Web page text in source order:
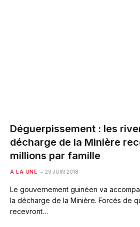
Déguerpissement : les
décharge de la Minière
millions par famille
A LA UNE 29 JUIN 2018
Le gouvernement guinéen va
la décharge de la Minière. Forcés de
recevront…